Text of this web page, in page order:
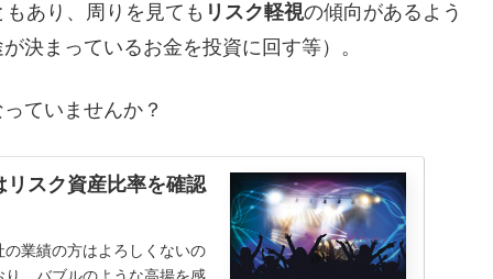
あり、周りを見ても リスク軽視の傾向があるよう
決まっているお金を投資に回す等）。
ていませんか？
スク資産比率を確認
業績の方はよろしくないの